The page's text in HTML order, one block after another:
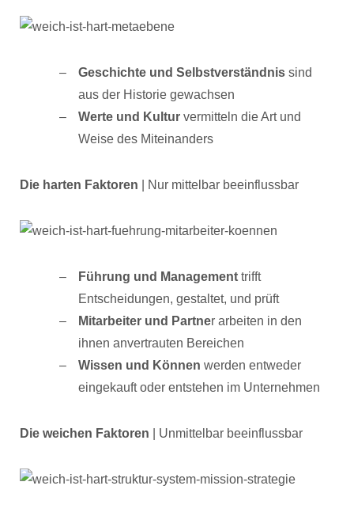
Geschichte und Selbstverständnis sind
aus der Historie gewachsen
Werte und Kultur vermitteln die Art und
Weise des Miteinanders
Die harten Faktoren | Nur mittelbar beeinflussbar
Führung und Management trifft
Entscheidungen, gestaltet, und prüft
Mitarbeiter und Partner arbeiten in den
ihnen anvertrauten Bereichen
Wissen und Können werden entweder
eingekauft oder entstehen im Unternehmen
Die weichen Faktoren | Unmittelbar beeinflussbar